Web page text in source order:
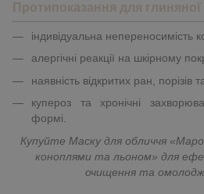
Протипоказання для глиняної
індивідуальна непереносимість
алергічні реакції на шкірному
наявність відкритих ран,
купероз та хронічні
формі.
Купуйте Маску для обличчя
коноплями та льоном» для
очищення та